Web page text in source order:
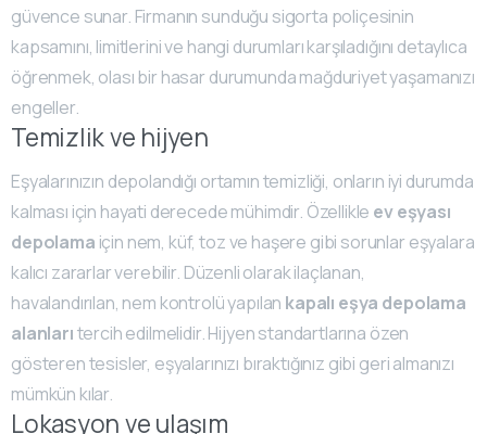
güvence sunar. Firmanın sunduğu sigorta poliçesinin
kapsamını, limitlerini ve hangi durumları karşıladığını detaylıca
öğrenmek, olası bir hasar durumunda mağduriyet yaşamanızı
engeller.
Temizlik ve hijyen
Eşyalarınızın depolandığı ortamın temizliği, onların iyi durumda
kalması için hayati derecede mühimdir. Özellikle ev eşyası
depolama için nem, küf, toz ve haşere gibi sorunlar eşyalara
kalıcı zararlar verebilir. Düzenli olarak ilaçlanan,
havalandırılan, nem kontrolü yapılan kapalı eşya depolama
alanlarıtercih edilmelidir. Hijyen standartlarına özen
gösteren tesisler, eşyalarınızı bıraktığınız gibi geri almanızı
mümkün kılar.
Lokasyon ve ulaşım